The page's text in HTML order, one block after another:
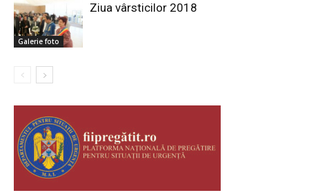
Galerie foto
Ziua vârsticilor 2018